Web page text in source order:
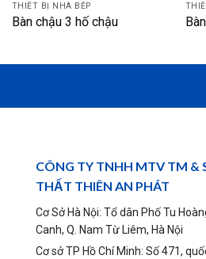
THIẾT BỊ NHÀ BẾP
Bàn chậu 3 hố chậu
CÔNG TY TNHH MTV TM &
THẤT THIÊN AN PHÁT
Cơ Sở Hà Nội: Tổ dân Phố Tu
Canh, Q. Nam Từ Liêm, Hà Nội
Cơ sở TP Hồ Chí Minh: Số 471,